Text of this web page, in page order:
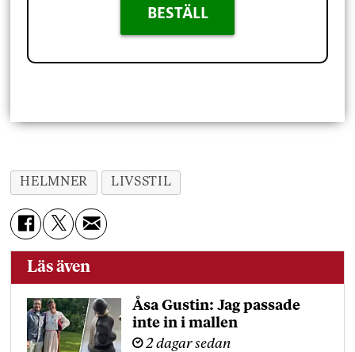
BESTÄLL
HELMNER LIVSSTIL
Läs även
Åsa Gustin: Jag passade
inte in i mallen
2 dagar sedan